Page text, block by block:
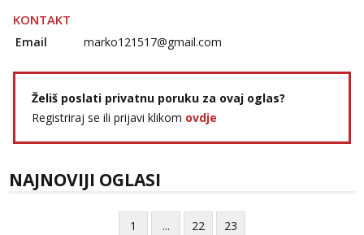
KONTAKT
Email marko121517@gmail.com
Želiš poslati privatnu poruku za ovaj oglas?
Registriraj se ili prijavi klikom ovdje
NAJNOVIJI OGLASI
1 ... 22 23